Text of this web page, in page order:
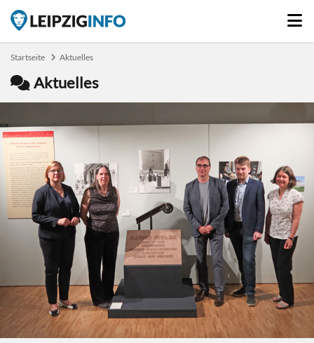
Startseite Aktuelles
Aktuelles